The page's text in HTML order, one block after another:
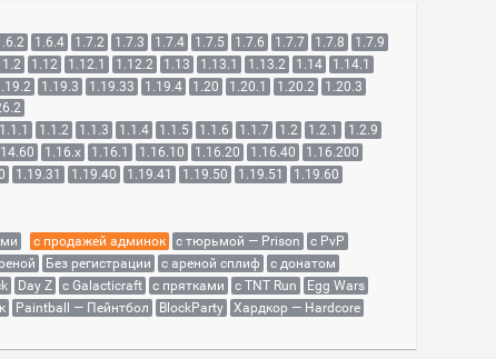
1.6.4 1.7.2 1.7.3 1.7.4 1.7.5 1.7.6 1.7.7 1.7.8
1.7.9
1.12 1.12.1 1.12.2 1.13 1.13.1 1.13.2 1.14
1.14.1
1.19.3 1.19.33 1.19.4 1.20 1.20.1 1.20.2
1.20.3
1.1.1 1.1.2 1.1.3 1.1.4 1.1.5 1.1.6 1.1.7 1.2 1.2.1
1.2.9
1.16.x 1.16.1 1.16.10 1.16.20 1.16.40
1.16.200
1.19.31 1.19.40 1.19.41 1.19.50 1.19.51
1.19.60
с продажей админок с тюрьмой — Prison
с PvP
Без регистрации с ареной сплиф
с донатом
Day Z с Galacticraft с прятками с TNT Run
Egg Wars
Paintball — Пейнтбол BlockParty
Хардкор — Hardcore